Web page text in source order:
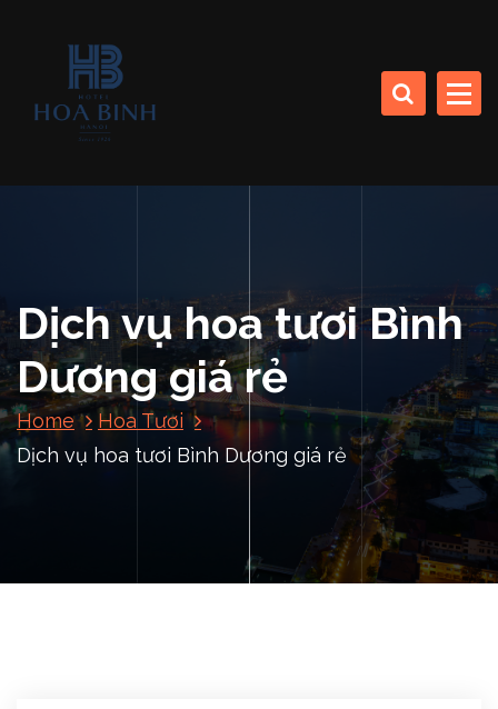
t
CÔNG TY CP SINH THÁI BIỂN (KHÁCH SẠN HÒA BÌNH)
Dịch vụ hoa tươi Bình
Dương giá rẻ
Home
Hoa Tươi
Dịch vụ hoa tươi Bình Dương giá rẻ